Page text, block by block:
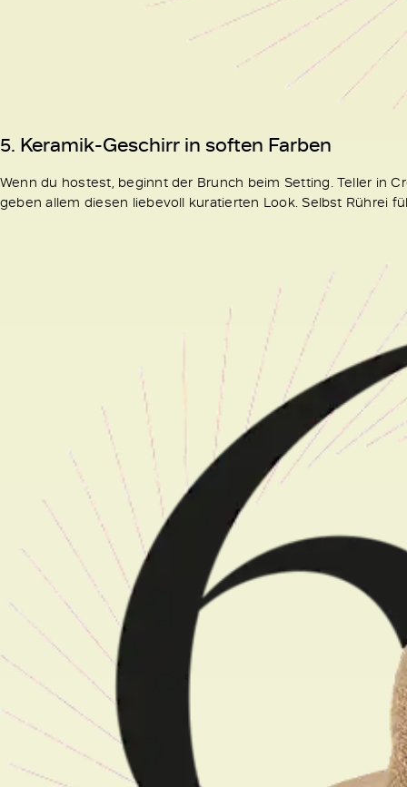
5. Keramik-Geschirr in soften Farben
Wenn du hostest, beginnt der Brunch beim Setting. Teller in
geben allem diesen liebevoll kuratierten Look. Selbst Rührei